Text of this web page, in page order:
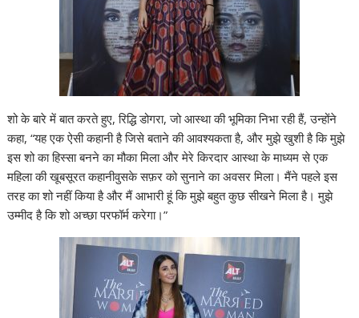
शो के बारे में बात करते हुए, रिद्धि डोगरा, जो आस्था की भूमिका निभा रही हैं, उन्होंने
कहा, “यह एक ऐसी कहानी है जिसे बताने की आवश्यकता है, और मुझे खुशी है कि मुझे
इस शो का हिस्सा बनने का मौका मिला और मेरे किरदार आस्था के माध्यम से एक
महिला की खूबसूरत कहानीवुसके सफ़र को सुनाने का अवसर मिला। मैंने पहले इस
तरह का शो नहीं किया है और मैं आभारी हूं कि मुझे बहुत कुछ सीखने मिला है। मुझे
उम्मीद है कि शो अच्छा परफॉर्म करेगा।”